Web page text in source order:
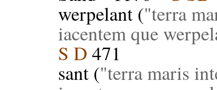
werpelant( terra
iacentem que
S D 471
sant( terra maris